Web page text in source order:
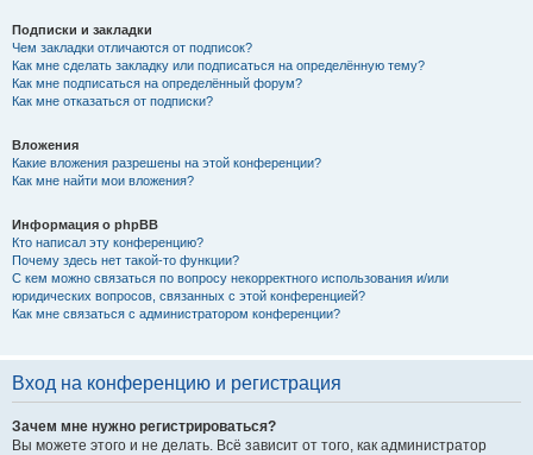
Подписки и закладки
Чем закладки отличаются от подписок?
Как мне сделать закладку или подписаться на определённую тему?
Как мне подписаться на определённый форум?
Как мне отказаться от подписки?
Вложения
Какие вложения разрешены на этой конференции?
Как мне найти мои вложения?
Информация о phpBB
Кто написал эту конференцию?
Почему здесь нет такой-то функции?
С кем можно связаться по вопросу некорректного использования и/или
юридических вопросов, связанных с этой конференцией?
Как мне связаться с администратором конференции?
Вход на конференцию и регистрация
Зачем мне нужно регистрироваться?
Вы можете этого и не делать. Всё зависит от того, как администратор